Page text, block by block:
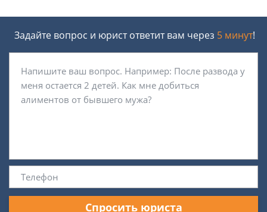
Задайте вопрос и юрист ответит вам через 5 минут!
Спросить юриста